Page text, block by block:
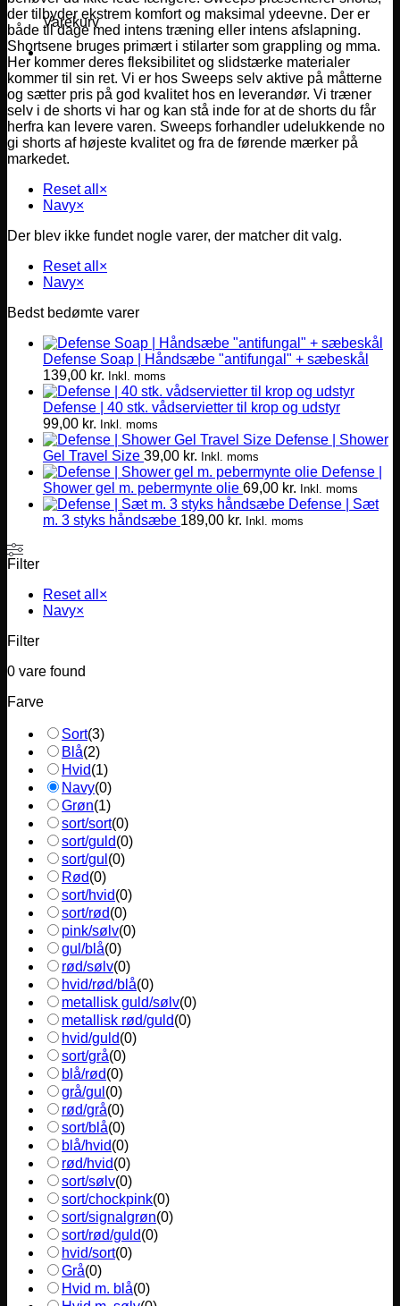
Varekurv
der tilbyder ekstrem komfort og maksimal ydeevne. Der er
både til dage med intens træning eller intens afslapning.
Shortsene bruges primært i stilarter som grappling og mma.
Her kommer deres fleksibilitet og slidstærke materialer
kommer til sin ret. Vi er hos Sweeps selv aktive på måtterne
og sætter pris på god kvalitet hos en leverandør. Vi træner
selv i de shorts vi har og kan stå inde for at de shorts du får
herfra kan levere varen. Sweeps forhandler udelukkende no
gi shorts af højeste kvalitet og fra de førende mærker på
markedet.
Reset all ×
Navy×
Der blev ikke fundet nogle varer, der matcher dit valg.
Reset all ×
Navy×
Bedst bedømte varer
Defense Soap | Håndsæbe "antifungal" + sæbeskål
139,00 kr. Inkl. moms
Defense | 40 stk. vådservietter til krop og udstyr
99,00 kr. Inkl. moms
Defense | Shower
Gel Travel Size 39,00 kr. Inkl. moms
Defense |
Shower gel m. pebermynte olie 69,00 kr. Inkl. moms
Defense | Sæt
m. 3 styks håndsæbe 189,00 kr. Inkl. moms
Filter
Reset all ×
Navy×
Filter
0 vare found
Farve
Sort(3)
Blå(2)
Hvid(1)
Navy(0)
Grøn(1)
sort/sort(0)
sort/guld(0)
sort/gul (0)
Rød(0)
sort/hvid(0)
sort/rød(0)
pink/sølv(0)
gul/blå(0)
rød/sølv(0)
hvid/rød/blå(0)
metallisk guld/sølv(0)
metallisk rød/guld(0)
hvid/guld(0)
sort/grå(0)
blå/rød(0)
grå/gul (0)
rød/grå(0)
sort/blå(0)
blå/hvid(0)
rød/hvid(0)
sort/sølv(0)
sort/chockpink(0)
sort/signalgrøn(0)
sort/rød/guld(0)
hvid/sort(0)
Grå(0)
Hvid m. blå(0)